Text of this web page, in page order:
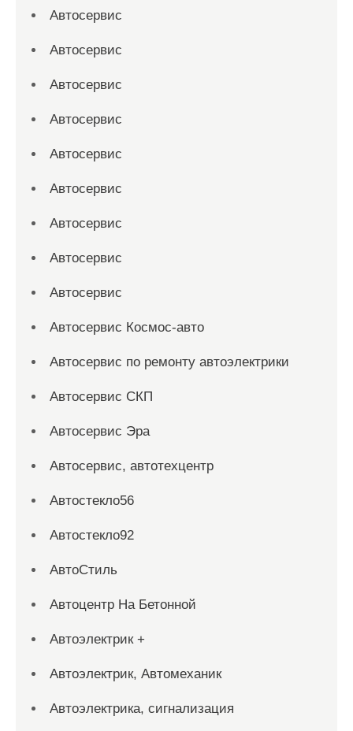
Автосервис
Автосервис
Автосервис
Автосервис
Автосервис
Автосервис
Автосервис
Автосервис
Автосервис
Автосервис Космос-авто
Автосервис по ремонту автоэлектрики
Автосервис СКП
Автосервис Эра
Автосервис, автотехцентр
Автостекло56
Автостекло92
АвтоСтиль
Автоцентр На Бетонной
Автоэлектрик +
Автоэлектрик, Автомеханик
Автоэлектрика, сигнализация